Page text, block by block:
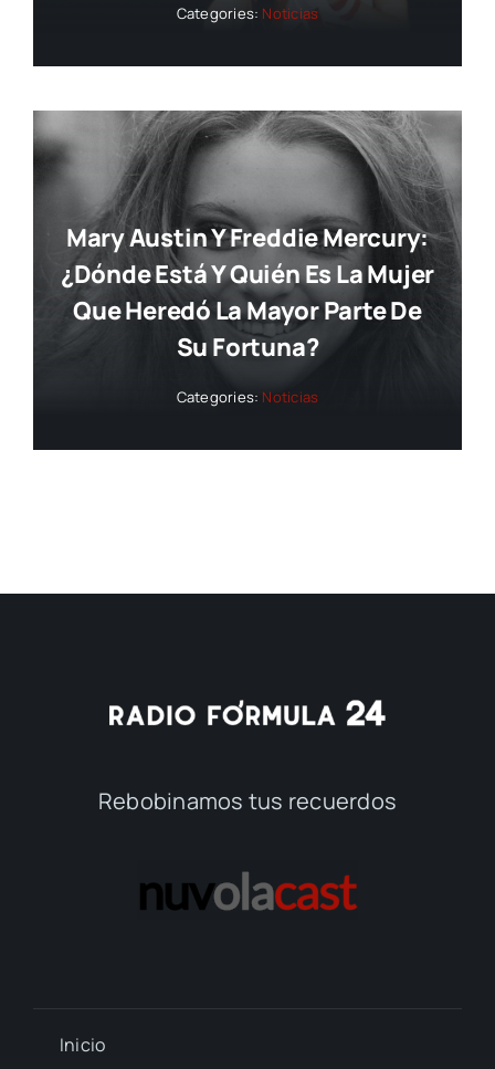
Categories: Noticias
Mary Austin Y Freddie Mercury:
¿dónde Está Y Quién Es La Mujer
Que Heredó La Mayor Parte De
Su Fortuna?
Categories: Noticias
Rebobinamos tus recuerdos
Inicio